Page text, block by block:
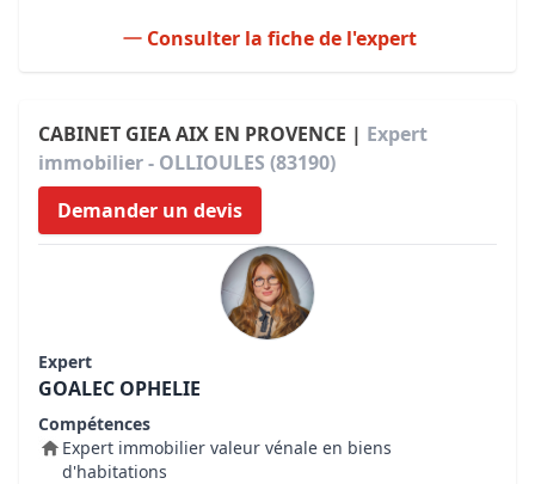
Consulter la fiche de l'expert
CABINET GIEA AIX EN PROVENCE | Expert
immobilier - OLLIOULES (83190)
Demander un devis
Expert
GOALEC OPHELIE
Compétences
Expert immobilier valeur vénale en biens
d'habitations